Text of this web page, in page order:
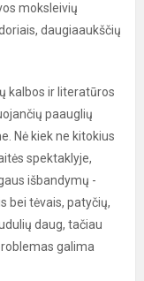
moksleivių
daugiaaukščių
kalbos ir literatūros
paauglių
Nė kiek ne kitokius
spektaklyje,
išbandymų -
bei tėvais, patyčių,
daug, tačiau
galima